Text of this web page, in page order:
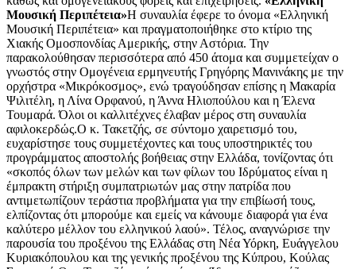
Μουσική Περιπέτεια»Η συναυλία έφερε το όνομα «Ελληνική
Μουσική Περιπέτεια» και πραγματοποιήθηκε στο κτίριο της
Χιακής Ομοσπονδίας Αμερικής, στην Αστόρια. Την
παρακολούθησαν περισσότερα από 450 άτομα και συμμετείχαν ο
γνωστός στην Ομογένεια ερμηνευτής Γρηγόρης Μανινάκης με την
ορχήστρα «Μικρόκοσμος», ενώ τραγούδησαν επίσης η Μακαρία
Ψιλιτέλη, η Λίνα Ορφανού, η Άννα Ηλιοπούλου και η Έλενα
Τουμαρά. Όλοι οι καλλιτέχνες έλαβαν μέρος στη συναυλία
αφιλοκερδώς.Ο κ. Τακετζής, σε σύντομο χαιρετισμό του,
ευχαρίστησε τους συμμετέχοντες και τους υποστηρικτές του
προγράμματος αποστολής βοήθειας στην Ελλάδα, τονίζοντας ότι
«σκοπός όλων των μελών και των φίλων του Ιδρύματος είναι η
έμπρακτη στήριξη συμπατριωτών μας στην πατρίδα που
αντιμετωπίζουν τεράστια προβλήματα για την επιβίωσή τους,
ελπίζοντας ότι μπορούμε και εμείς να κάνουμε διαφορά για ένα
καλύτερο μέλλον του ελληνικού λαού». Τέλος, αναγνώρισε την
παρουσία του προξένου της Ελλάδας στη Νέα Υόρκη, Ευάγγελου
Κυριακόπουλου και της γενικής προξένου της Κύπρου, Κούλας